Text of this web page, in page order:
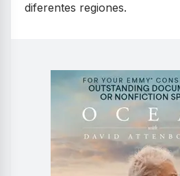
diferentes regiones.